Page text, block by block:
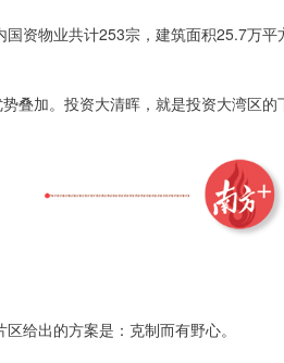
资物业共计253宗，建筑面积25.7万
叠加。投资大清晖，就是投资大湾区的
给出的方案是：克制而有野心。